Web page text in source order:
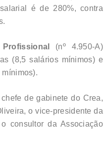
é de 280%, contra
(nº 4.950-A)
(8,5 salários mínimos) e
de gabinete do Crea,
o vice-presidente da
consultor da Associação